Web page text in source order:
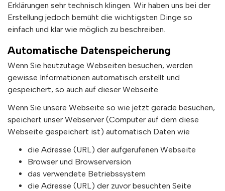
Erklärungen sehr technisch klingen. Wir haben uns bei der
Erstellung jedoch bemüht die wichtigsten Dinge so
einfach und klar wie möglich zu beschreiben.
Automatische Datenspeicherung
Wenn Sie heutzutage Webseiten besuchen, werden
gewisse Informationen automatisch erstellt und
gespeichert, so auch auf dieser Webseite.
Wenn Sie unsere Webseite so wie jetzt gerade besuchen,
speichert unser Webserver (Computer auf dem diese
Webseite gespeichert ist) automatisch Daten wie
die Adresse (URL) der aufgerufenen Webseite
Browser und Browserversion
das verwendete Betriebssystem
die Adresse (URL) der zuvor besuchten Seite